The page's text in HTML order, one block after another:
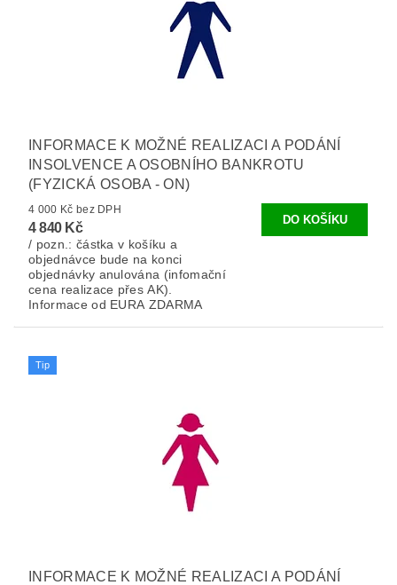
INFORMACE K MOŽNÉ REALIZACI A PODÁNÍ
INSOLVENCE A OSOBNÍHO BANKROTU
(FYZICKÁ OSOBA - ON)
4 000 Kč bez DPH
4 840 Kč
/ pozn.: částka v košíku a
objednávce bude na konci
objednávky anulována (infomační
cena realizace přes AK).
Informace od EURA ZDARMA
Tip
INFORMACE K MOŽNÉ REALIZACI A PODÁNÍ